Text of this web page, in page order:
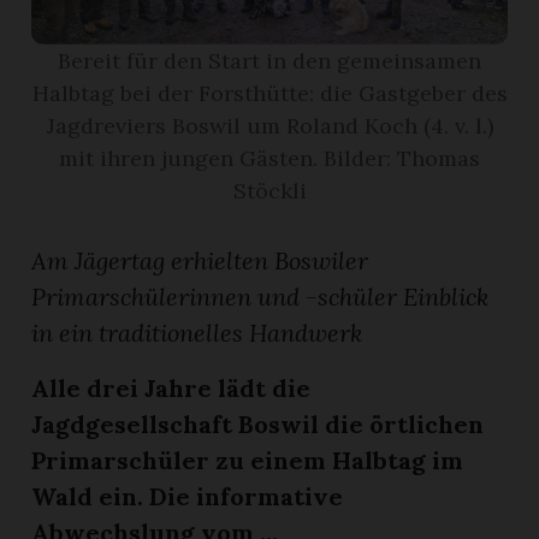
Am Jägertag erhielten Boswiler
Primarschülerinnen und -schüler Einblick
in ein traditionelles Handwerk
Alle drei Jahre lädt die
Jagdgesellschaft Boswil die örtlichen
Primarschüler zu einem Halbtag im
Wald ein. Die informative
Abwechslung vom ...